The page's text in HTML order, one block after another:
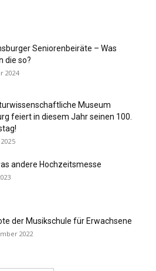
Seniorenbeiräte – Was
die so?
2024
Museum
feiert in diesem Jahr seinen 100.
andere Hochzeitsmesse
der Musikschule für Erwachsene
2022